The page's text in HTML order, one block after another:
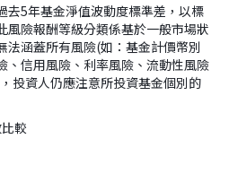
去5年基金淨值波動度標準差，以標
風險報酬等級分類係基於一般市場狀
法涵蓋所有風險(如：基金計價幣別
、信用風險、利率風險、流動性風險
投資人仍應注意所投資基金個別的
較